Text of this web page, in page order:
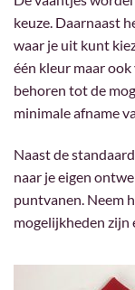
keuze. Daarnaast
waar je uit kunt
één kleur maar
behoren tot de
minimale afname
Naast de
naar je eigen
puntvanen. Neem
mogelijkheden zijn